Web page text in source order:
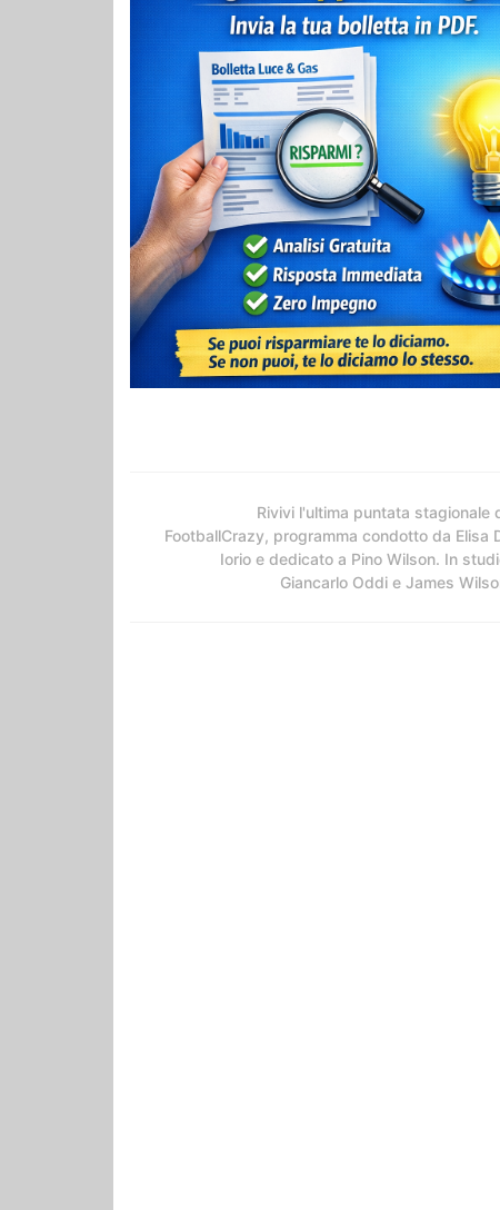
Rivivi l'ultima puntata stagionale
FootballCrazy, programma condotto da Elisa
Iorio e dedicato a Pino Wilson. In
Giancarlo Oddi e James